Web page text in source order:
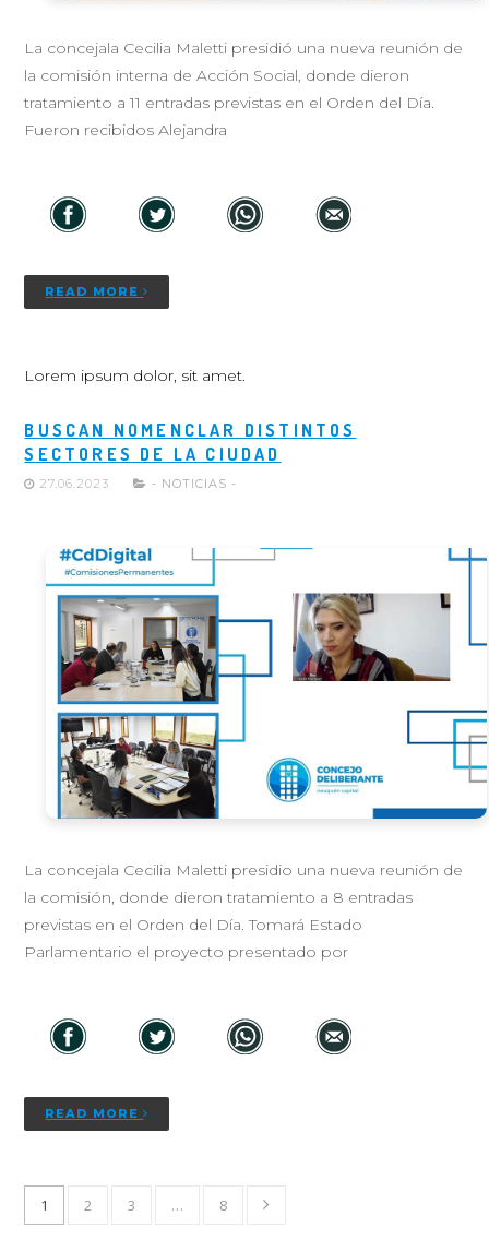
La concejala Cecilia Maletti presidió una nueva reunión de
la comisión interna de Acción Social, donde dieron
tratamiento a 11 entradas previstas en el Orden del Día.
Fueron recibidos Alejandra
READ MORE
Lorem ipsum dolor, sit amet.
BUSCAN NOMENCLAR DISTINTOS
SECTORES DE LA CIUDAD
27.06.2023 - NOTICIAS -
La concejala Cecilia Maletti presidio una nueva reunión de
la comisión, donde dieron tratamiento a 8 entradas
previstas en el Orden del Día. Tomará Estado
Parlamentario el proyecto presentado por
READ MORE
1 2 3 … 8